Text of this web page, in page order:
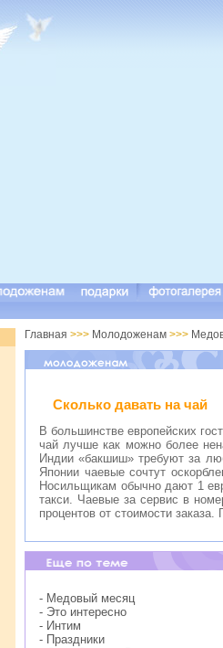
Главная >>> Молодоженам >>>
Сколько давать на чай
В большинстве европейских
чай лучше как можно более
Индии «бакшиш» требуют за
Японии чаевые сочтут
Носильщикам обычно дают 1
такси. Чаевые за сервис в
процентов от стоимости
- Медовый месяц
- Это интересно
- Интим
- Праздники